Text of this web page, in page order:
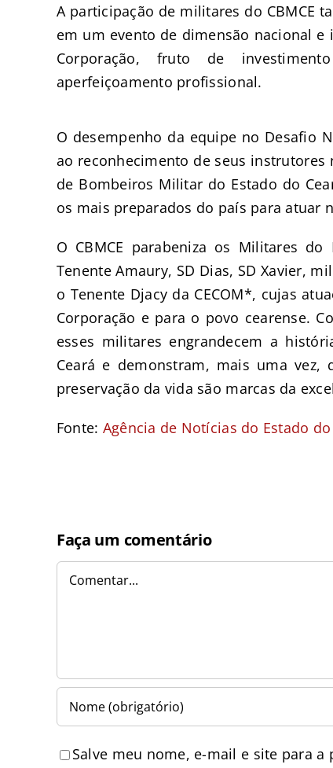
A participação de militares do CBMCE
em um evento de dimensão nacional
Corporação, fruto de
aperfeiçoamento profissional.
O desempenho da equipe no Desafio
ao reconhecimento de seus instrutores
de Bombeiros Militar do Estado do
os mais preparados do país para atuar
O CBMCE parabeniza os Militares do
Tenente Amaury, SD Dias, SD Xavier,
o Tenente Djacy da CECOM*, cujas
Corporação e para o povo cearense.
esses militares engrandecem a
Ceará e demonstram, mais uma
preservação da vida são marcas da
Fonte: Agência de Notícias do Estado do
Faça um comentário
Comentar
Salve meu nome, e-mail e site para